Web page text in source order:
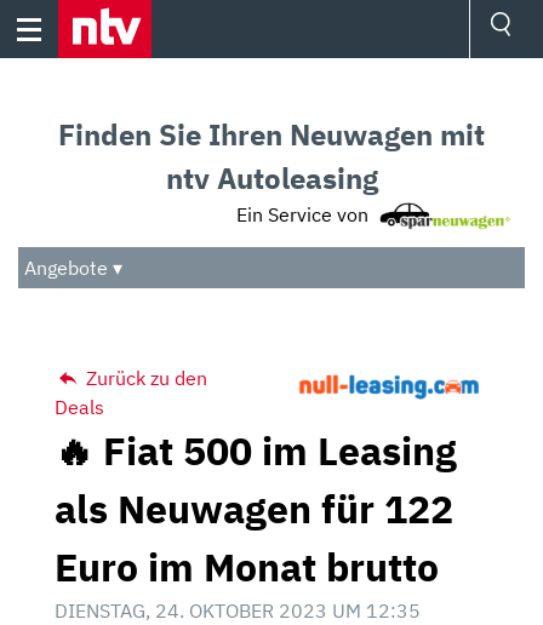
Skip
Audio
Das Beste
Finden Sie Ihren Neuwagen mit
ntv Autoleasing
Ein Service von
Angebote ▾
Zurück zu den
Deals
🔥 Fiat 500 im Leasing
als Neuwagen für 122
Euro im Monat brutto
DIENSTAG, 24. OKTOBER 2023 UM 12:35